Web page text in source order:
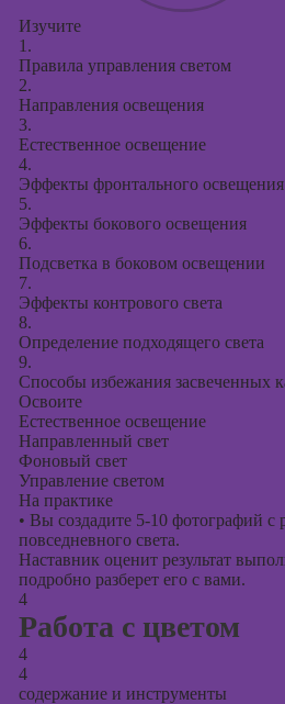
Изучите
1.
Правила управления светом
2.
Направления освещения
3.
Естественное освещение
4.
Эффекты фронтального освещения
5.
Эффекты бокового освещения
6.
Подсветка в боковом освещении
7.
Эффекты контрового света
8.
Определение подходящего света
9.
Способы избежания засвеченных
Освоите
Естественное освещение
Направленный свет
Фоновый свет
Управление светом
На практике
• Вы создадите 5-10 фотографий с
повседневного света.
Наставник оценит результат
подробно разберет его с вами.
4
Работа с цветом
4
4
содержание и инструменты